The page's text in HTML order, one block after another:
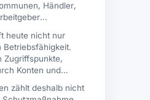
Händler,
heute nicht nur
Betriebsfähigkeit.
Zugriffspunkte,
Konten und
zählt deshalb nicht